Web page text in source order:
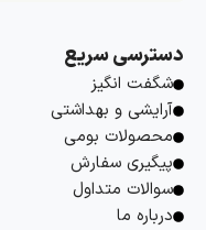
دسترسی سریع
شگفت انگیز
آرایشی و بهداشتی
محصولات بومی
پیگیری سفارش
سوالات متداول
درباره ما